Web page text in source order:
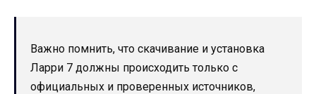
Важно помнить, что скачивание и установка
Ларри 7 должны происходить только с
официальных и проверенных источников,